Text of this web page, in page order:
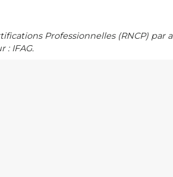
Professionnelles (RNCP) par
: IFAG.